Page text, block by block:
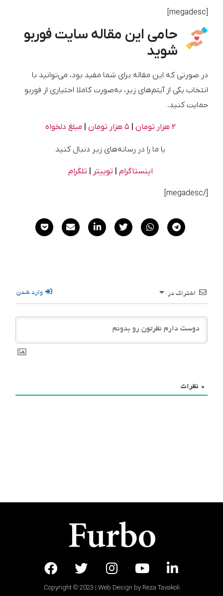
حامی این مقاله سایت فوربو
شوید
در صورتی که این مقاله برای شما مفید بود، می‌توانید با
انتخاب یکی از آیتم‌های زیر، به‌صورت کاملا اختیاری از فوربو
حمایت کنید.
۲ هزار تومان ۵ هزار تومان |مبلغ دلخواه
یا ما را در رسانه‌های زیر دنبال کنید
اینستاگرام |توییتر |تلگرام
[/megadesc]
اشتراک در وارد شدن
0 نظرات
Copyright © 2023 | Web Design by Reza Tavakoli